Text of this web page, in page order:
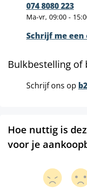
074 8080 223
Ma-vr, 09:00 -
Schrijf me een
Bulkbestelling of
Schrijf ons op
Hoe nuttig is
voor je